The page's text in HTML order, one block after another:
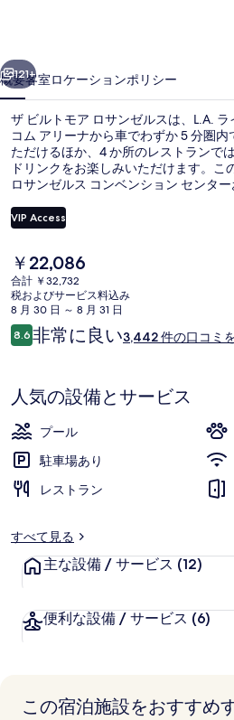
サ
ン
ゼ
ル
ス
の
真
ギ
ャ
リ
ー
次へ
121+
概要客室ロケーションポリシー
ザ ビルトモア ロサンゼルスは、L.A.
コム アリーナから車でわずか 5 分圏
ただけるほか、4 か所のレストランで
ドリンクをお楽しみいただけます。こ
ロサンゼルス コンベンション センタ
ールや寝心地の良いベッドを高く評価
らは歩いてすぐ公共交通機関を利用で
までは 7 分です。
VIP Access
現
在
の
料
金
は
す
￥22,086
合計 ￥32,732
税およびサービス料込み
8 月 30 日 ～ 8 月 31 日
口
コ
8.610段階中8.6
非常に良い3,442 件の口コミ
人気の設備とサービス
プール
駐車場あり
レストラン
すべて見る
主な設備 / サービス (12)
便利な設備 / サービス (6)
この宿泊施設をおすすめ